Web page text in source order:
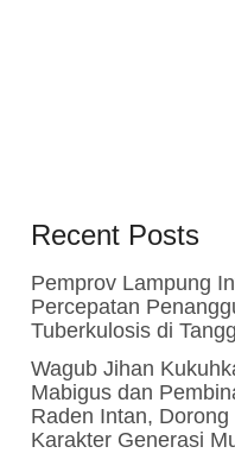
Recent Posts
Pemprov Lampung
Percepatan
Tuberkulosis di
Wagub Jihan
Mabigus dan
Raden Intan,
Karakter Generasi